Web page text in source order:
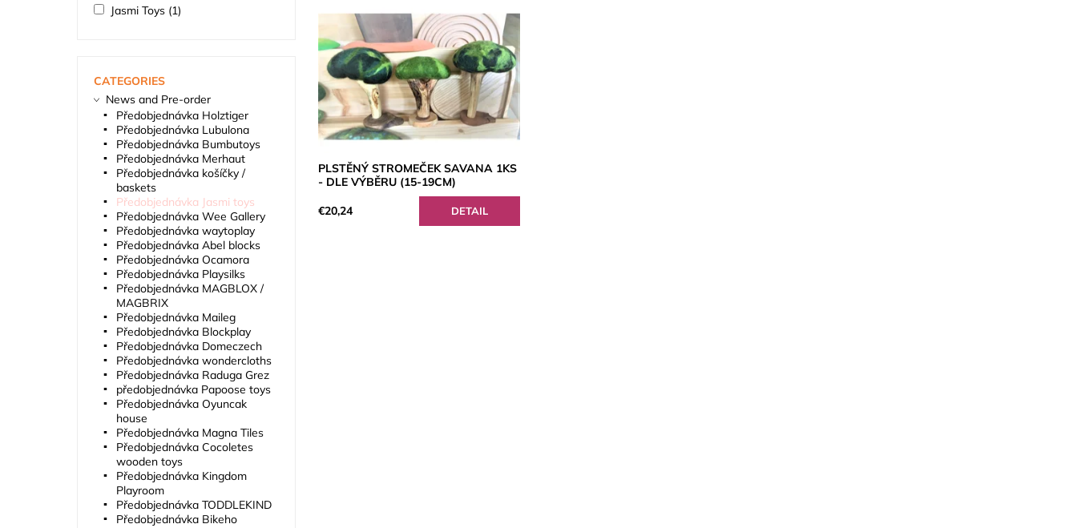
PLSTĚNÝ STROMEČEK SAVANA 1KS
- DLE VÝBĚRU (15-19CM)
€20,24 DETAIL
Jasmi Toys (1)
CATEGORIES
News and Pre-order
Předobjednávka Holztiger
Předobjednávka Lubulona
Předobjednávka Bumbutoys
Předobjednávka Merhaut
Předobjednávka košíčky /
baskets
Předobjednávka Jasmi toys
Předobjednávka Wee Gallery
Předobjednávka waytoplay
Předobjednávka Abel blocks
Předobjednávka Ocamora
Předobjednávka Playsilks
Předobjednávka MAGBLOX /
MAGBRIX
Předobjednávka Maileg
Předobjednávka Blockplay
Předobjednávka Domeczech
Předobjednávka wondercloths
Předobjednávka Raduga Grez
předobjednávka Papoose toys
Předobjednávka Oyuncak
house
Předobjednávka Magna Tiles
Předobjednávka Cocoletes
wooden toys
Předobjednávka Kingdom
Playroom
Předobjednávka TODDLEKIND
Předobjednávka Bikeho